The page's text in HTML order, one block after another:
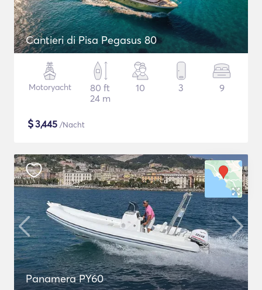
Cantieri di Pisa Pegasus 80
Motoryacht
80 ft
24 m
10 3 9
$3,445 /Nacht
Panamera PY60